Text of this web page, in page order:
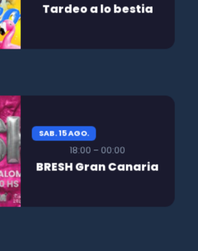
Tardeo a lo bestia
SAB. 15 AGO.
18:00 – 00:00
BRESH Gran Canaria